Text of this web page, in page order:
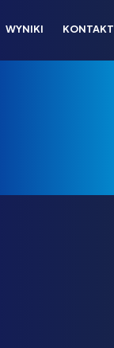
WYNIKI KONTAKT